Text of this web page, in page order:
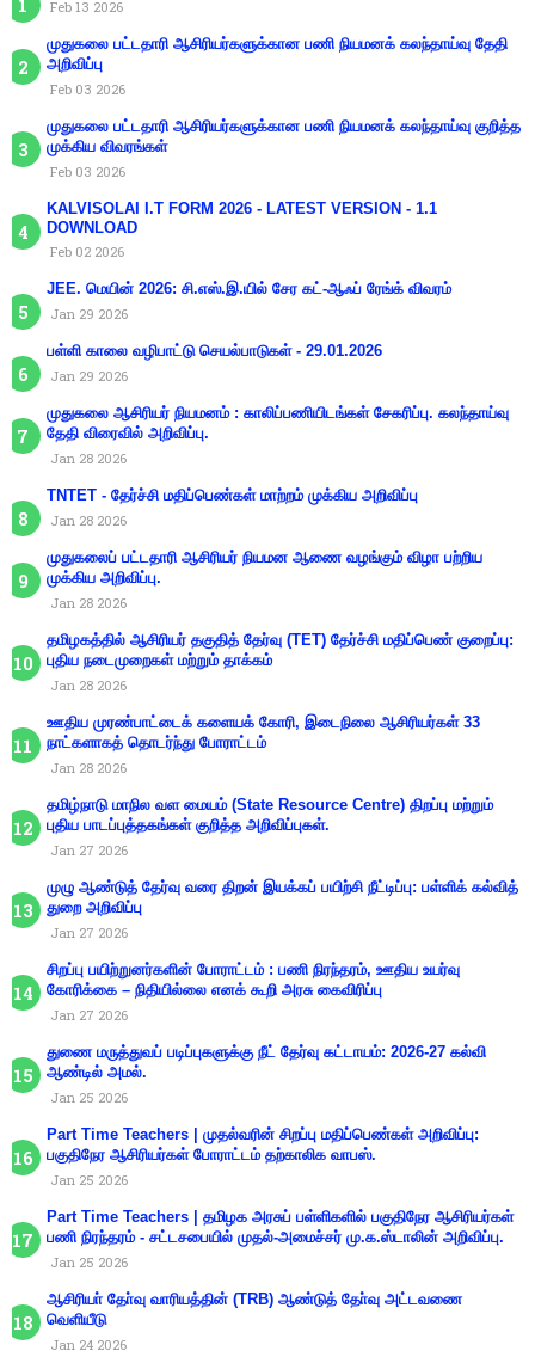
Feb 13 2026
முதுகலை பட்டதாரி ஆசிரியர்களுக்கான பணி நியமனக் கலந்தாய்வு தேதி
அறிவிப்பு
Feb 03 2026
முதுகலை பட்டதாரி ஆசிரியர்களுக்கான பணி நியமனக் கலந்தாய்வு குறித்த
முக்கிய விவரங்கள்
Feb 03 2026
KALVISOLAI I.T FORM 2026 - LATEST VERSION - 1.1
DOWNLOAD
Feb 02 2026
JEE. மெயின் 2026: சி.எஸ்.இ.யில் சேர கட்-ஆஃப் ரேங்க் விவரம்
Jan 29 2026
பள்ளி காலை வழிபாட்டு செயல்பாடுகள் - 29.01.2026
Jan 29 2026
முதுகலை ஆசிரியர் நியமனம் : காலிப்பணியிடங்கள் சேகரிப்பு. கலந்தாய்வு
தேதி விரைவில் அறிவிப்பு.
Jan 28 2026
TNTET - தேர்ச்சி மதிப்பெண்கள் மாற்றம் முக்கிய அறிவிப்பு
Jan 28 2026
முதுகலைப் பட்டதாரி ஆசிரியர் நியமன ஆணை வழங்கும் விழா பற்றிய
முக்கிய அறிவிப்பு.
Jan 28 2026
தமிழகத்தில் ஆசிரியர் தகுதித் தேர்வு (TET) தேர்ச்சி மதிப்பெண் குறைப்பு:
புதிய நடைமுறைகள் மற்றும் தாக்கம்
Jan 28 2026
ஊதிய முரண்பாட்டைக் களையக் கோரி, இடைநிலை ஆசிரியர்கள் 33
நாட்களாகத் தொடர்ந்து போராட்டம்
Jan 28 2026
தமிழ்நாடு மாநில வள மையம் (State Resource Centre) திறப்பு மற்றும்
புதிய பாடப்புத்தகங்கள் குறித்த அறிவிப்புகள்.
Jan 27 2026
முழு ஆண்டுத் தேர்வு வரை திறன் இயக்கப் பயிற்சி நீட்டிப்பு: பள்ளிக் கல்வித்
துறை அறிவிப்பு
Jan 27 2026
சிறப்பு பயிற்றுனர்களின் போராட்டம் : பணி நிரந்தரம், ஊதிய உயர்வு
கோரிக்கை – நிதியில்லை எனக் கூறி அரசு கைவிரிப்பு
Jan 27 2026
துணை மருத்துவப் படிப்புகளுக்கு நீட் தேர்வு கட்டாயம்: 2026-27 கல்வி
ஆண்டில் அமல்.
Jan 25 2026
Part Time Teachers | முதல்வரின் சிறப்பு மதிப்பெண்கள் அறிவிப்பு:
பகுதிநேர ஆசிரியர்கள் போராட்டம் தற்காலிக வாபஸ்.
Jan 25 2026
Part Time Teachers | தமிழக அரசுப் பள்ளிகளில் பகுதிநேர ஆசிரியர்கள்
பணி நிரந்தரம் - சட்டசபையில் முதல்-அமைச்சர் மு.க.ஸ்டாலின் அறிவிப்பு.
Jan 25 2026
ஆசிரியா் தோ்வு வாரியத்தின் (TRB) ஆண்டுத் தோ்வு அட்டவணை
வெளியீடு
Jan 24 2026